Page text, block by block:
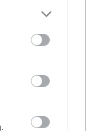
l’ennesimo
brillare ancora
sull’asse
molto più